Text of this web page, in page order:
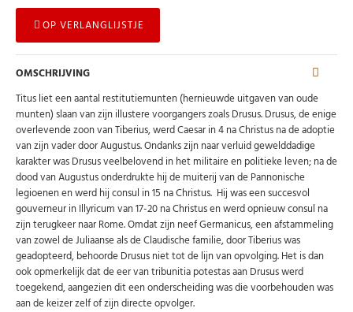
OP VERLANGLIJSTJE
OMSCHRIJVING
Titus liet een aantal restitutiemunten (hernieuwde uitgaven van oude
munten) slaan van zijn illustere voorgangers zoals Drusus. Drusus, de enige
overlevende zoon van Tiberius, werd Caesar in 4 na Christus na de adoptie
van zijn vader door Augustus. Ondanks zijn naar verluid gewelddadige
karakter was Drusus veelbelovend in het militaire en politieke leven; na de
dood van Augustus onderdrukte hij de muiterij van de Pannonische
legioenen en werd hij consul in 15 na Christus. Hij was een succesvol
gouverneur in Illyricum van 17-20 na Christus en werd opnieuw consul na
zijn terugkeer naar Rome. Omdat zijn neef Germanicus, een afstammeling
van zowel de Juliaanse als de Claudische familie, door Tiberius was
geadopteerd, behoorde Drusus niet tot de lijn van opvolging. Het is dan
ook opmerkelijk dat de eer van tribunitia potestas aan Drusus werd
toegekend, aangezien dit een onderscheiding was die voorbehouden was
aan de keizer zelf of zijn directe opvolger.